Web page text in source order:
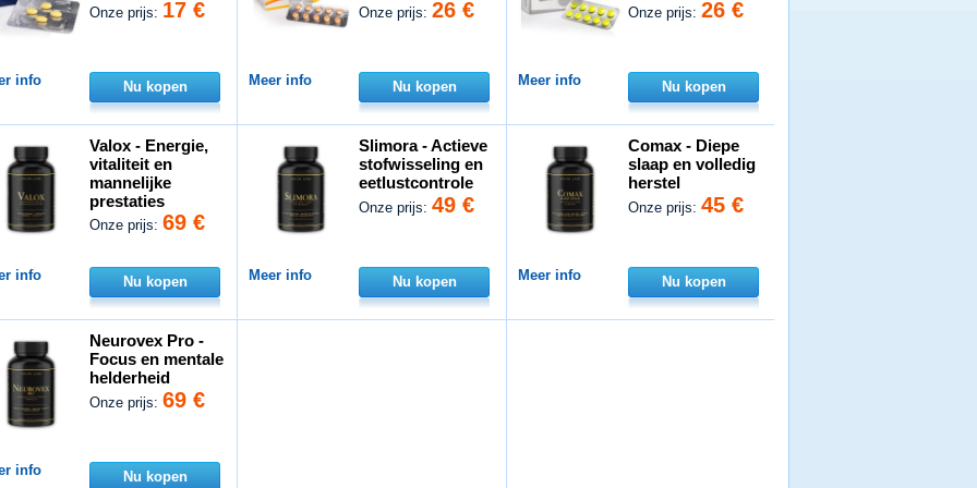
Onze prijs: 17 €
info Nu kopen
Onze prijs:26 €
Meer info Nu kopen
Onze prijs:26 €
Meer info Nu kopen
Valox - Energie,
vitaliteit en
mannelijke
prestaties
Onze prijs:69 €
info Nu kopen
Slimora - Actieve
stofwisseling en
eetlustcontrole
Onze prijs:49 €
Meer info Nu kopen
Comax - Diepe
slaap en volledig
herstel
Onze prijs:45 €
Meer info Nu kopen
Neurovex Pro -
Focus en mentale
helderheid
Onze prijs:69 €
info Nu kopen